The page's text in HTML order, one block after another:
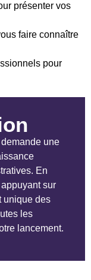
présenter vos
faire connaître
pour
une
En
sur
unique des
les
lancement.